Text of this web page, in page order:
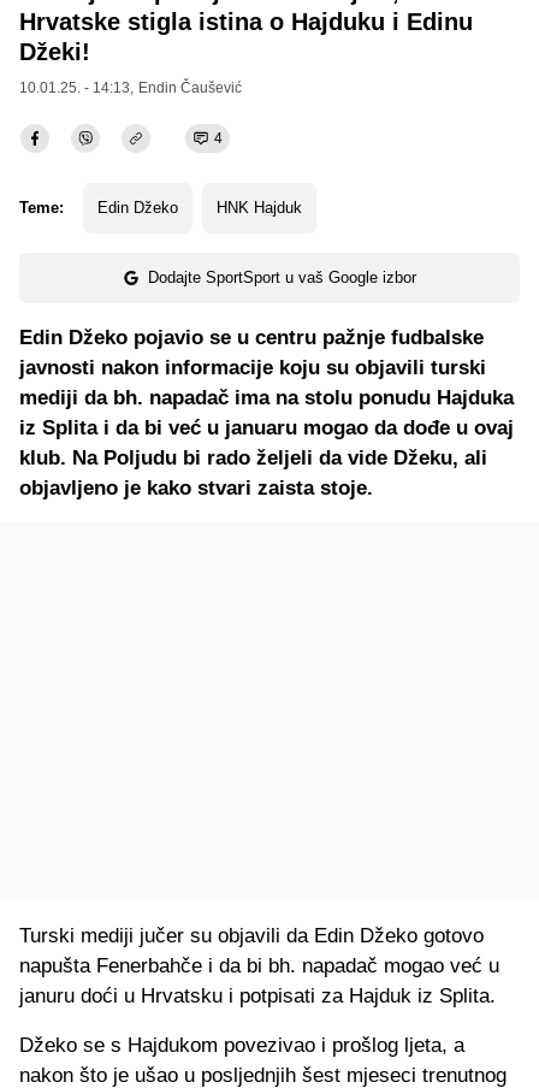
Hrvatske stigla istina o Hajduku i Edinu
Džeki!
10.01.25. - 14:13, Endin Čaušević
4
Teme: Edin Džeko HNK Hajduk
Dodajte SportSport u vaš Google izbor
Edin Džeko pojavio se u centru pažnje fudbalske
javnosti nakon informacije koju su objavili turski
mediji da bh. napadač ima na stolu ponudu Hajduka
iz Splita i da bi već u januaru mogao da dođe u ovaj
klub. Na Poljudu bi rado željeli da vide Džeku, ali
objavljeno je kako stvari zaista stoje.
Turski mediji jučer su objavili da Edin Džeko gotovo
napušta Fenerbahče i da bi bh. napadač mogao već u
januru doći u Hrvatsku i potpisati za Hajduk iz Splita.
Džeko se s Hajdukom povezivao i prošlog ljeta, a
nakon što je ušao u posljednjih šest mjeseci trenutnog